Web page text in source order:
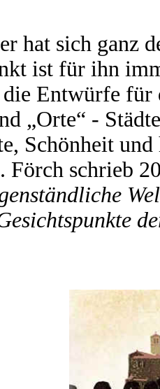
hat sich ganz
ist für ihn
die Entwürfe
„Orte“ -
Schönheit
Förch schrieb